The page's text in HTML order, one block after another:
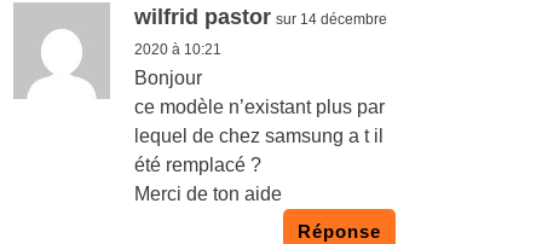
wilfrid pastor sur 14 décembre
2020 à 10:21
Bonjour
ce modèle n’existant plus par
lequel de chez samsung a t il
été remplacé ?
Merci de ton aide
Réponse